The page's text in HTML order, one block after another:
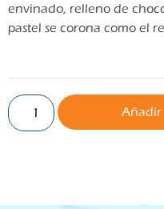
envinado, relleno de
pastel se corona como el
Añadir